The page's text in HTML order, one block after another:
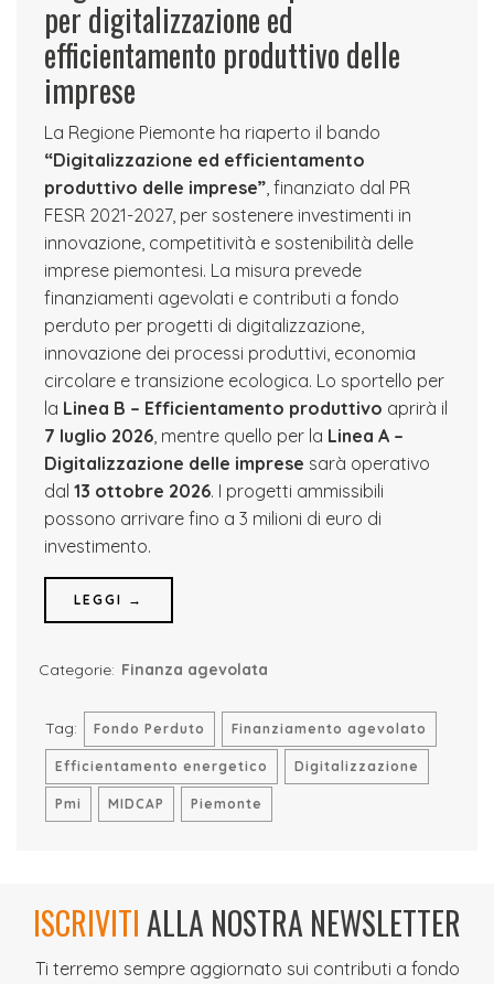
per digitalizzazione ed
efficientamento produttivo delle
imprese
La Regione Piemonte ha riaperto il bando
“Digitalizzazione ed efficientamento
produttivo delle imprese”, finanziato dal PR
FESR 2021-2027, per sostenere investimenti in
innovazione, competitività e sostenibilità delle
imprese piemontesi. La misura prevede
finanziamenti agevolati e contributi a fondo
perduto per progetti di digitalizzazione,
innovazione dei processi produttivi, economia
circolare e transizione ecologica. Lo sportello per
la Linea B – Efficientamento produttivo aprirà il
7 luglio 2026, mentre quello per la Linea A –
Digitalizzazione delle imprese sarà operativo
dal 13 ottobre 2026. I progetti ammissibili
possono arrivare fino a 3 milioni di euro di
investimento.
LEGGI →
Categorie: Finanza agevolata
Tag: Fondo Perduto Finanziamento agevolato
Efficientamento energetico Digitalizzazione
Pmi MIDCAP Piemonte
ISCRIVITIALLA NOSTRA NEWSLETTER
Ti terremo sempre aggiornato sui contributi a fondo